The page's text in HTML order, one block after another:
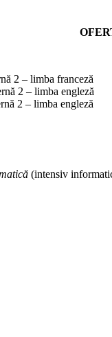
2 – limba franceză
2 – limba engleză
2 – limba engleză
(intensiv